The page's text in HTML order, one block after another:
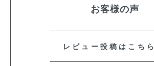
お客様の声
レビュー投稿はこちら